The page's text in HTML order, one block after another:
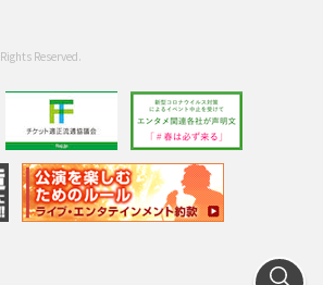
Reserved.